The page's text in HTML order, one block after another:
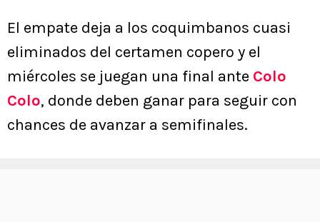
El empate deja a los coquimbanos cuasi
eliminados del certamen copero y el
miércoles se juegan una final ante Colo
Colo, donde deben ganar para seguir con
chances de avanzar a semifinales.